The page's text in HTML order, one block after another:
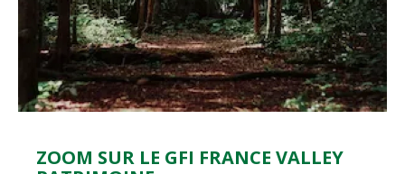
ZOOM SUR LE GFI FRANCE VALLEY